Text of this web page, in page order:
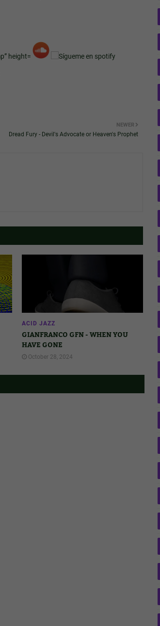
NEWER
Dread Fury - Devil's Advocate or Heaven's Prophet
ACID JAZZ
GIANFRANCO GFN - WHEN YOU
HAVE GONE
October 28, 2024